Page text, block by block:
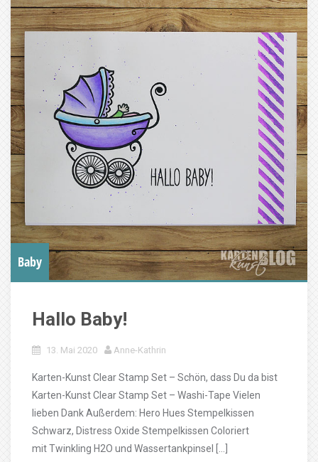
Baby
Hallo Baby!
13. Mai 2020 Anne-Kathrin
Karten-Kunst Clear Stamp Set – Schön, dass Du da bist
Karten-Kunst Clear Stamp Set – Washi-Tape Vielen
lieben Dank Außerdem: Hero Hues Stempelkissen
Schwarz, Distress Oxide Stempelkissen Coloriert
mit Twinkling H2O und Wassertankpinsel […]